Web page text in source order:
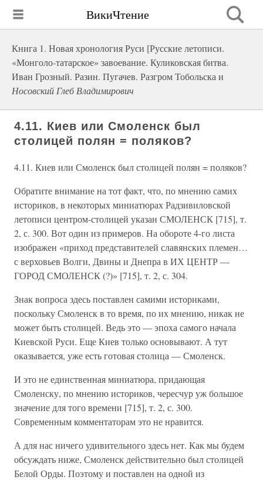
ВикиЧтение
Книга 1. Новая хронология Руси [Русские летописи.
«Монголо-татарское» завоевание. Куликовская битва.
Иван Грозный. Разин. Пугачев. Разгром Тобольска и
Носовский Глеб Владимирович
4.11. Киев или Смоленск был
столицей полян = поляков?
4.11. Киев или Смоленск был столицей полян = поляков?
Обратите внимание на тот факт, что, по мнению самих
историков, в некоторых миниатюрах Радзивиловской
летописи центром-столицей указан СМОЛЕНСК [715], т.
2, с. 300. Вот один из примеров. На обороте 4-го листа
изображен «приход представителей славянских племен…
с верховьев Волги, Двины и Днепра в ИХ ЦЕНТР —
ГОРОД СМОЛЕНСК (?)» [715], т. 2, с. 304.
Знак вопроса здесь поставлен самими историками,
поскольку Смоленск в то время, по их мнению, никак не
может быть столицей. Ведь это — эпоха самого начала
Киевской Руси. Еще Киев только основывают. А тут
оказывается, уже есть готовая столица — Смоленск.
И это не единственная миниатюра, придающая
Смоленску, по мнению историков, чересчур уж большое
значение для того времени [715], т. 2, с. 300.
Современным комментаторам это не нравится.
А для нас ничего удивительного здесь нет. Как мы будем
обсуждать ниже, Смоленск действительно был столицей
Белой Орды. Поэтому и поставлен на одной из